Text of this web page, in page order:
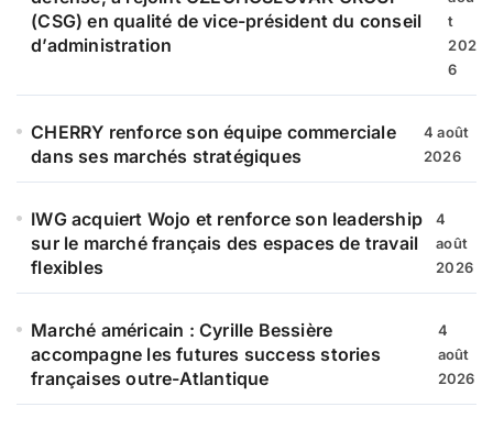
(CSG) en qualité de vice-président du conseil
d’administration
t
202
6
CHERRY renforce son équipe commerciale
dans ses marchés stratégiques
4 août
2026
IWG acquiert Wojo et renforce son leadership
sur le marché français des espaces de travail
flexibles
4
août
2026
Marché américain : Cyrille Bessière
accompagne les futures success stories
françaises outre-Atlantique
4
août
2026